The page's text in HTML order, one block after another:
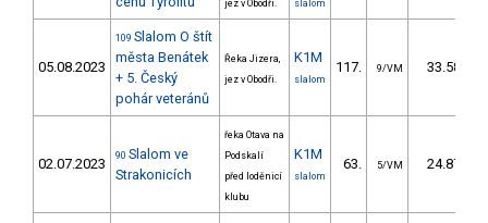
jez v Obodři.
slalom
05.08.2023
109 Slalom O štít
města Benátek
+ 5. Český
pohár veteránů
Řeka Jizera,
jez v Obodři.
K1M
slalom
117. 9/VM 33.58
02.07.2023 90 Slalom ve
Strakonicích
řeka Otava na
Podskalí
před loděnicí
klubu
K1M
slalom
63. 5/VM 24.87